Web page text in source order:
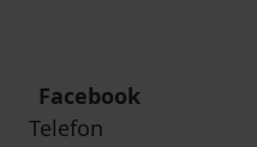
Facebook
Telefon